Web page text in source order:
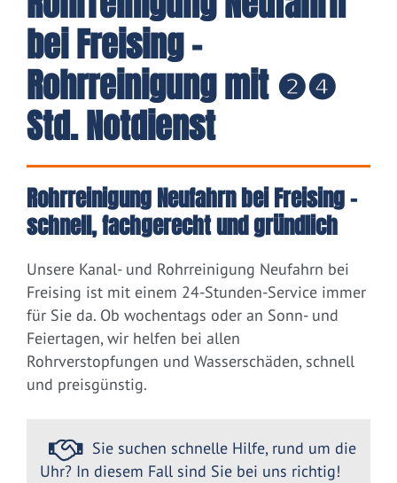
bei Freising -
Rohrreinigung mit ❷❹
Std. Notdienst
Rohrreinigung Neufahrn bei Freising –
schnell, fachgerecht und gründlich
Unsere Kanal- und Rohrreinigung Neufahrn bei
Freising ist mit einem 24-Stunden-Service immer
für Sie da. Ob wochentags oder an Sonn- und
Feiertagen, wir helfen bei allen
Rohrverstopfungen und Wasserschäden, schnell
und preisgünstig.
Sie suchen schnelle Hilfe, rund um die
Uhr? In diesem Fall sind Sie bei uns richtig!